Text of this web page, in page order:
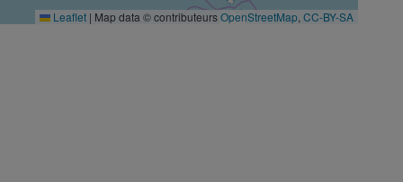
Leaflet | Map data © contributeursOpenStreetMap CC-BY-SA